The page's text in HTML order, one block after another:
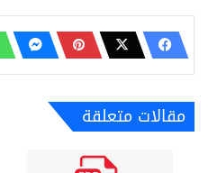
مقالات متعلقة